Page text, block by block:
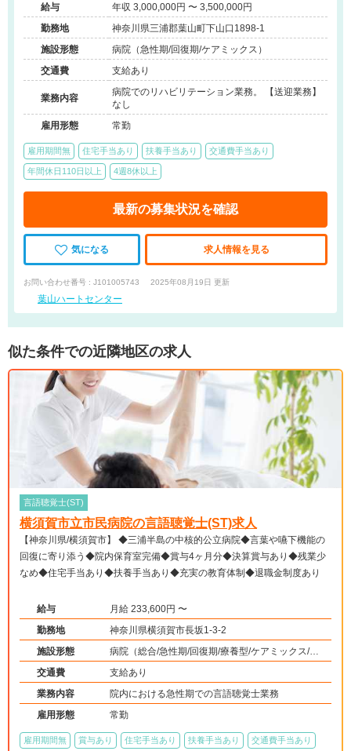
人内での医療費給付制度あり◆
給与
年収 3,000,000円 〜 3,500,000円
勤務地
神奈川県三浦郡葉山町下山口1898-1
施設形態
病院（急性期/回復期/ケアミックス）
交通費
支給あり
業務内容
病院でのリハビリテーション業務。 【送迎業務】
なし
雇用形態
常勤
雇用期間無 住宅手当あり 扶養手当あり 交通費手当あり
年間休日110日以上 4週8休以上
最新の募集状況を確認
気になる 求人情報を見る
お問い合わせ番号 : J101005743 2025年08月19日 更新
葉山ハートセンター
似た条件での近隣地区の求人
言語聴覚士(ST)
横須賀市立市民病院の言語聴覚士(ST)求人
【神奈川県/横須賀市】 ◆三浦半島の中核的公立病院◆言葉や嚥下機能の
回復に寄り添う◆院内保育室完備◆賞与4ヶ月分◆決算賞与あり◆残業少
なめ◆住宅手当あり◆扶養手当あり◆充実の教育体制◆退職金制度あり
給与
月給 233,600円 〜
勤務地
神奈川県横須賀市長坂1-3-2
施設形態
病院（総合/急性期/回復期/療養型/ケアミックス/外
来）、その他（その他）
交通費
支給あり
業務内容
院内における急性期での言語聴覚士業務
雇用形態
常勤
雇用期間無 賞与あり 住宅手当あり 扶養手当あり 交通費手当あり